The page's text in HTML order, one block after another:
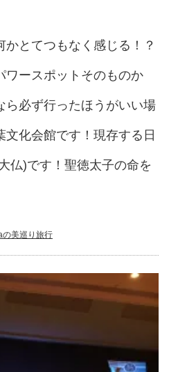
とてつもなく感じる！？
ワースポットそのものか
ら必ず行ったほうがいい場
化会館です！現存する日
仏)です！聖徳太子の命を
の美巡り旅行